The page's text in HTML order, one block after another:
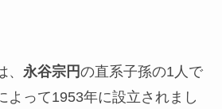
永谷宗円の直系子孫の1人で
よって1953年に設立されまし